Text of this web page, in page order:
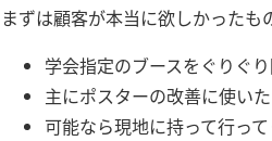
まずは顧客が本当に欲しかったも
学会指定のブースをぐりぐ
主にポスターの改善に使いた
可能なら現地に持って行っ